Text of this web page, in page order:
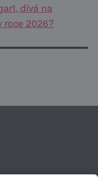
dívá na
roce 2026?